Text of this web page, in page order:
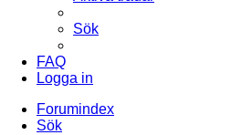
Sök
FAQ
Logga in
Forumindex
Sök